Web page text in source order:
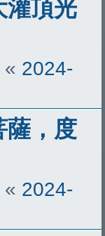
灌頂光
« 2024-
薩，度
« 2024-